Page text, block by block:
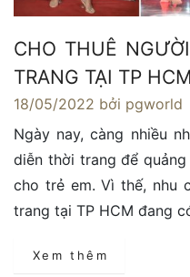
CHO THUÊ
TRANG TẠI TP HCM
18/05/2022 bởi pgworld
Ngày nay, càng nhiều
diễn thời trang để
cho trẻ em. Vì thế, nhu
trang tại TP HCM đang
Xem thêm